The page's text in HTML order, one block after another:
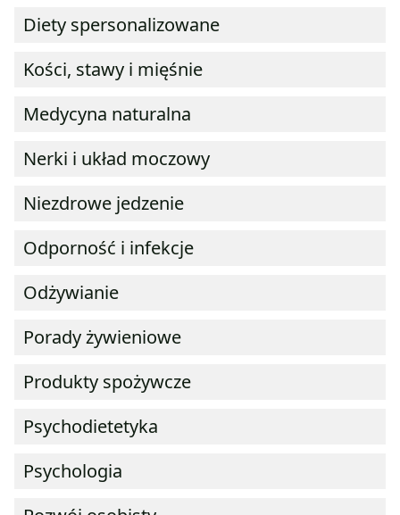
Diety spersonalizowane
Kości, stawy i mięśnie
Medycyna naturalna
Nerki i układ moczowy
Niezdrowe jedzenie
Odporność i infekcje
Odżywianie
Porady żywieniowe
Produkty spożywcze
Psychodietetyka
Psychologia